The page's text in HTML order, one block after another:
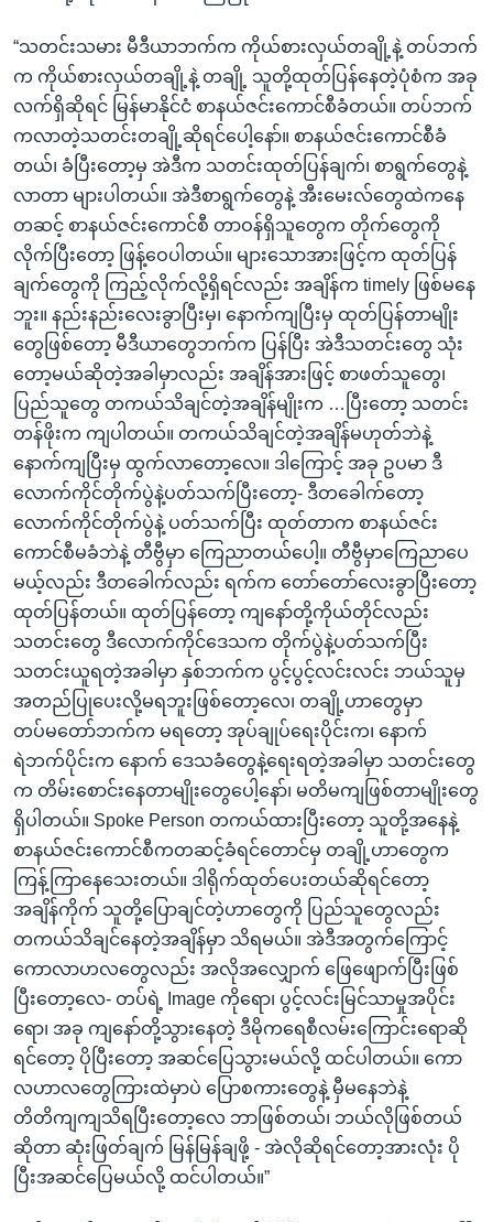
“သတင်းသမား မီဒီယာဘက်က ကိုယ်စားလှယ်တချို့နဲ့ တပ်ဘက်
က ကိုယ်စားလှယ်တချို့နဲ့ တချို့ သူတို့ထုတ်ပြန်နေတဲ့ပုံစံက အခု
လက်ရှိဆိုရင် မြန်မာနိုင်ငံ စာနယ်ဇင်းကောင်စီခံတယ်။ တပ်ဘက်
ကလာတဲ့သတင်းတချို့ဆိုရင်ပေါ့နော်။ စာနယ်ဇင်းကောင်စီခံ
တယ်၊ ခံပြီးတော့မှ အဲဒီက သတင်းထုတ်ပြန်ချက်၊ စာရွက်တွေနဲ့
လာတာ များပါတယ်။ အဲဒီစာရွက်တွေနဲ့ အီးမေးလ်တွေထဲကနေ
တဆင့် စာနယ်ဇင်းကောင်စီ တာဝန်ရှိသူတွေက တိုက်တွေကို
လိုက်ပြီးတော့ ဖြန့်ဝေပါတယ်။ များသောအားဖြင့်က ထုတ်ပြန်
ချက်တွေကို ကြည့်လိုက်လို့ရှိရင်လည်း အချိန်က timely ဖြစ်မနေ
ဘူး။ နည်းနည်းလေးခွာပြီးမှ၊ နောက်ကျပြီးမှ ထုတ်ပြန်တာမျိုး
တွေဖြစ်တော့ မီဒီယာတွေဘက်က ပြန်ပြီး အဲဒီသတင်းတွေ သုံး
တော့မယ်ဆိုတဲ့အခါမှာလည်း အချိန်အားဖြင့် စာဖတ်သူတွေ၊
ပြည်သူတွေ တကယ်သိချင်တဲ့အချိန်မျိုးက …ပြီးတော့ သတင်း
တန်ဖိုးက ကျပါတယ်။ တကယ်သိချင်တဲ့အချိန်မဟုတ်ဘဲနဲ့
နောက်ကျပြီးမှ ထွက်လာတော့လေ။ ဒါကြောင့် အခု ဥပမာ ဒီ
လောက်ကိုင်တိုက်ပွဲနဲ့ပတ်သက်ပြီးတော့- ဒီတခေါက်တော့
လောက်ကိုင်တိုက်ပွဲနဲ့ ပတ်သက်ပြီး ထုတ်တာက စာနယ်ဇင်း
ကောင်စီမခံဘဲနဲ့ တီဗွီမှာ ကြေညာတယ်ပေါ့။ တီဗွီမှာကြေညာပေ
မယ့်လည်း ဒီတခေါက်လည်း ရက်က တော်တော်လေးခွာပြီးတော့
ထုတ်ပြန်တယ်။ ထုတ်ပြန်တော့ ကျနော်တို့ကိုယ်တိုင်လည်း
သတင်းတွေ ဒီလောက်ကိုင်ဒေသက တိုက်ပွဲနဲ့ပတ်သက်ပြီး
သတင်းယူရတဲ့အခါမှာ နှစ်ဘက်က ပွင့်ပွင့်လင်းလင်း ဘယ်သူမှ
အတည်ပြုပေးလို့မရဘူးဖြစ်တော့လေ၊ တချို့ဟာတွေမှာ
တပ်မတော်ဘက်က မရတော့ အုပ်ချုပ်ရေးပိုင်းက၊ နောက်
ရဲဘက်ပိုင်းက နောက် ဒေသခံတွေနဲ့ရေးရတဲ့အခါမှာ သတင်းတွေ
က တိမ်းစောင်းနေတာမျိုးတွေပေါ့နော်၊ မတိမကျဖြစ်တာမျိုးတွေ
ရှိပါတယ်။ Spoke Person တကယ်ထားပြီးတော့ သူတို့အနေနဲ့
စာနယ်ဇင်းကောင်စီကတဆင့်ခံရင်တောင်မှ တချို့ဟာတွေက
ကြန့်ကြာနေသေးတယ်။ ဒါရိုက်ထုတ်ပေးတယ်ဆိုရင်တော့
အချိန်ကိုက် သူတို့ပြောချင်တဲ့ဟာတွေကို ပြည်သူတွေလည်း
တကယ်သိချင်နေတဲ့အချိန်မှာ သိရမယ်။ အဲဒီအတွက်ကြောင့်
ကောလာဟလတွေလည်း အလိုအလျှောက် ဖြေဖျောက်ပြီးဖြစ်
ပြီးတော့လေ- တပ်ရဲ့ Image ကိုရော၊ ပွင့်လင်းမြင်သာမှုအပိုင်း
ရော၊ အခု ကျနော်တို့သွားနေတဲ့ ဒီမိုကရေစီလမ်းကြောင်းရောဆို
ရင်တော့ ပိုပြီးတော့ အဆင်ပြေသွားမယ်လို့ ထင်ပါတယ်။ ကော
လဟာလတွေကြားထဲမှာပဲ ပြောစကားတွေနဲ့ မှီမနေဘဲနဲ့
တိတိကျကျသိရပြီးတော့လေ ဘာဖြစ်တယ်၊ ဘယ်လိုဖြစ်တယ်
ဆိုတာ ဆုံးဖြတ်ချက် မြန်မြန်ချဖို့ - အဲလိုဆိုရင်တော့အားလုံး ပို
ပြီးအဆင်ပြေမယ်လို့ ထင်ပါတယ်။”